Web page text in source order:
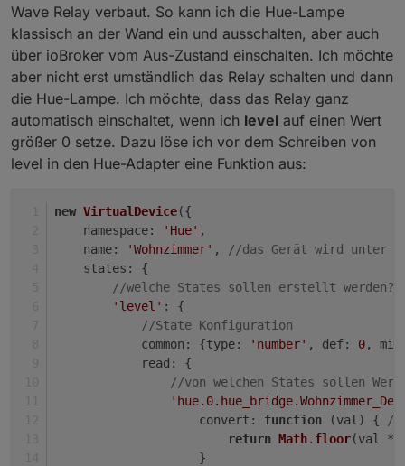
Wave Relay verbaut. So kann ich die Hue-Lampe
klassisch an der Wand ein und ausschalten, aber auch
über ioBroker vom Aus-Zustand einschalten. Ich möchte
aber nicht erst umständlich das Relay schalten und dann
die Hue-Lampe. Ich möchte, dass das Relay ganz
automatisch einschaltet, wenn ich level auf einen Wert
größer 0 setze. Dazu löse ich vor dem Schreiben von
level in den Hue-Adapter eine Funktion aus:
new VirtualDevice({
namespace: 'Hue' ,
name: 'Wohnzimmer' ,
//das Gerät wird unter
states : {
//welche States sollen erstellt werden?
'level' : {
//State Konfiguration
common : {type: 'number' , def: 0, min
read : {
//von welchen States sollen
convert : function (val ) {
//
return Math. floor(val *
                    }